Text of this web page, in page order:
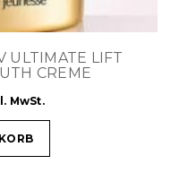
ULTIMATE LIFT
CREME
MwSt.